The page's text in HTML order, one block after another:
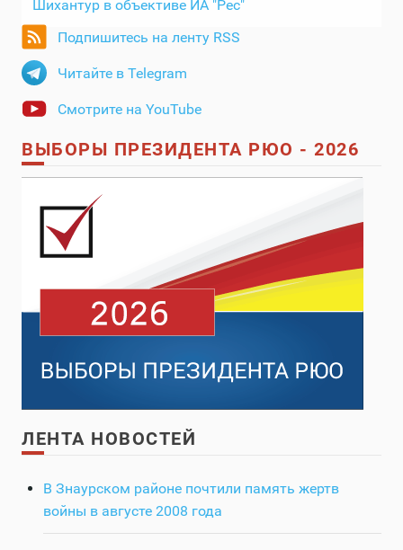
Шихантур в объективе ИА "Рес"
Подпишитесь на ленту RSS
Читайте в Telegram
Смотрите на YouTube
ВЫБОРЫ ПРЕЗИДЕНТА РЮО - 2026
ЛЕНТА НОВОСТЕЙ
В Знаурском районе почтили память жертв
войны в августе 2008 года